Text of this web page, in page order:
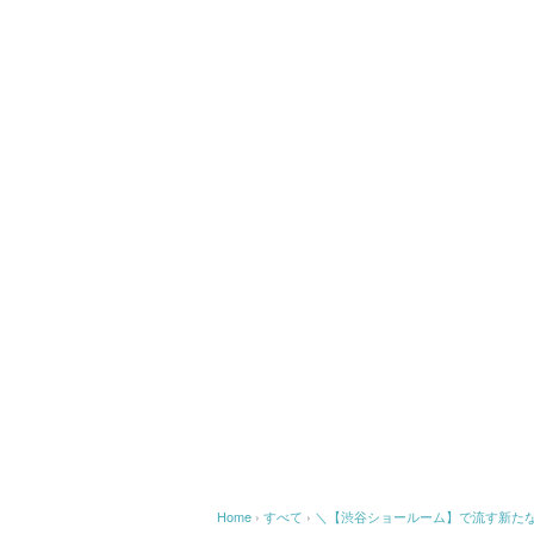
Home › すべて › ＼【渋谷ショールーム】で流す新た